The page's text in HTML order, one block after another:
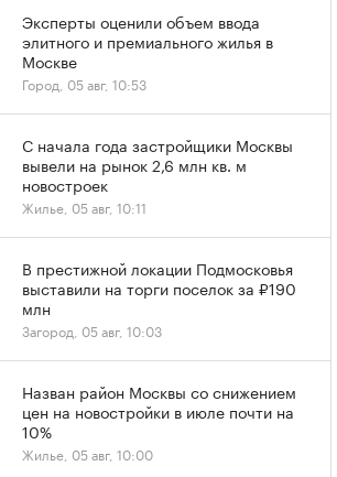
Эксперты оценили объем ввода
элитного и премиального жилья в
Москве
Город, 05 авг, 10:53
С начала года застройщики Москвы
вывели на рынок 2,6 млн кв. м
новостроек
Жилье, 05 авг, 10:11
В престижной локации Подмосковья
выставили на торги поселок за ₽190
млн
Загород, 05 авг, 10:03
Назван район Москвы со снижением
цен на новостройки в июле почти на
10%
Жилье, 05 авг, 10:00